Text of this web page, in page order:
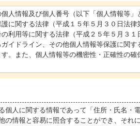
人情報及び個人番号（以下「個人情報等」
に関する法律（平成１５年５月３０日法律
利用等に関する法律（平成２５年５月３１
イドライン、その他個人情報等保護に関す
。また、個人情報等の機密性・正確性の確
人に関する情報であって「住所・氏名・
の情報と容易に照合することができ、それ